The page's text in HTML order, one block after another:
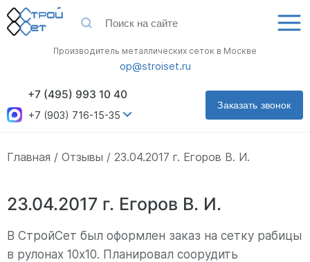
Заказать звонок
+7 (495) 993 10 40
+7 (903) 716-15-35
Производитель металлических сеток в Москве
op@stroiset.ru
Главная Отзывы 23.04.2017 г. Егоров В. И.
23.04.2017 г. Егоров В. И.
В СтройСет был оформлен заказ на сетку рабицы
в рулонах 10х10. Планировал соорудить